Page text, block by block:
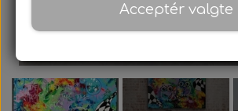
Acceptér valgte